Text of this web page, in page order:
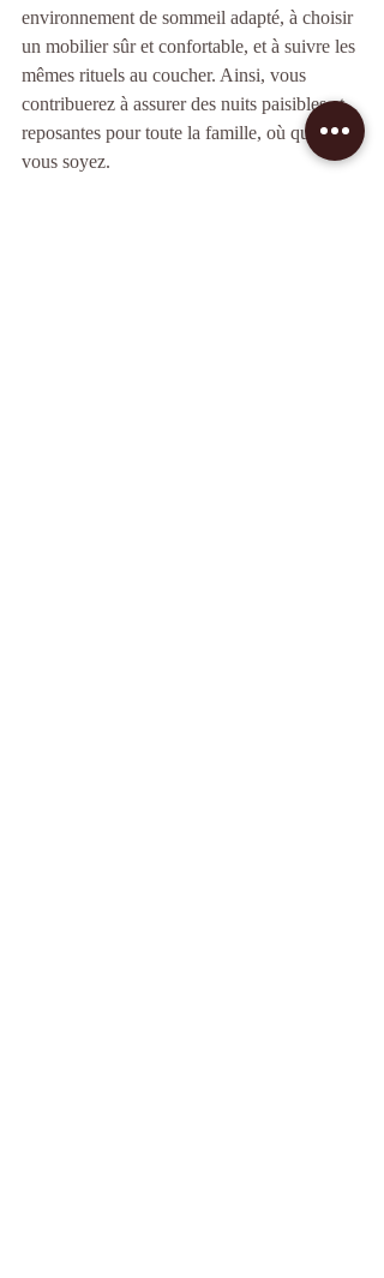
environnement de sommeil adapté, à choisir
un mobilier sûr et confortable, et à suivre les
mêmes rituels au coucher. Ainsi, vous
contribuerez à assurer des nuits paisibles et
reposantes pour toute la famille, où que
vous soyez.